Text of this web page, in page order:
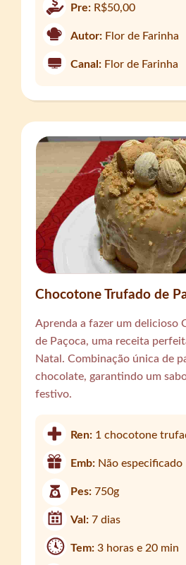
Pre: R$50,00
Autor: Flor de Farinha
Canal: Flor de Farinha
Chocotone Trufado de
Aprenda a fazer um delicioso
de Paçoca, uma receita
Natal. Combinação única de
chocolate, garantindo um
festivo.
Ren: 1 chocotone
Emb: Não especificado
Pes:750g
Val:7 dias
Tem:3 horas e 20 min